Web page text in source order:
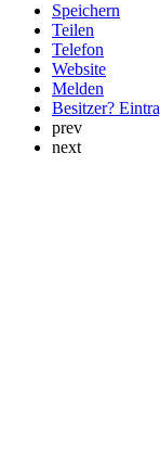
Speichern
Teilen
Telefon
Website
Melden
Besitzer?
prev
next